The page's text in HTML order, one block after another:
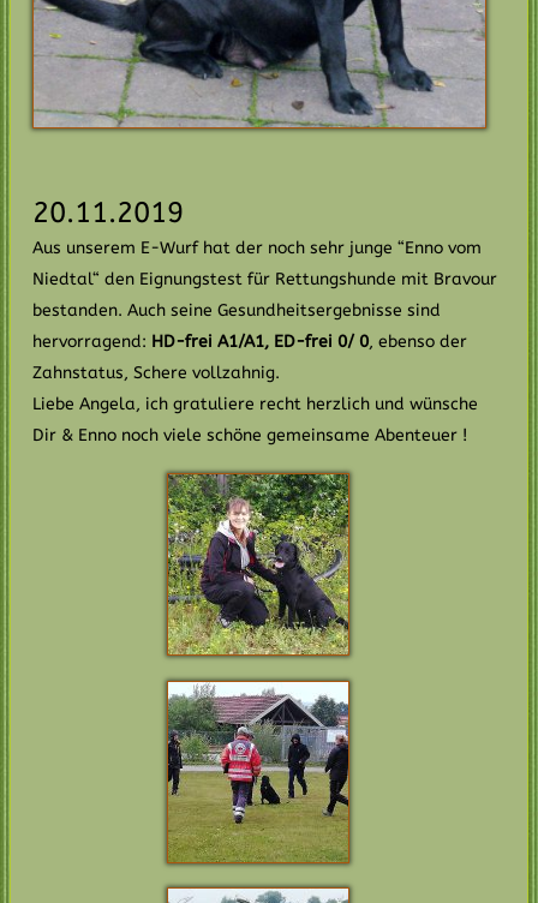
20.11.2019
Aus unserem E-Wurf hat der noch sehr junge “Enno vom
Niedtal“ den Eignungstest für Rettungshunde mit Bravour
bestanden. Auch seine Gesundheitsergebnisse sind
hervorragend: HD-frei A1/A1, ED-frei 0/ 0, ebenso der
Zahnstatus, Schere vollzahnig.
Liebe Angela, ich gratuliere recht herzlich und wünsche
Dir & Enno noch viele schöne gemeinsame Abenteuer !